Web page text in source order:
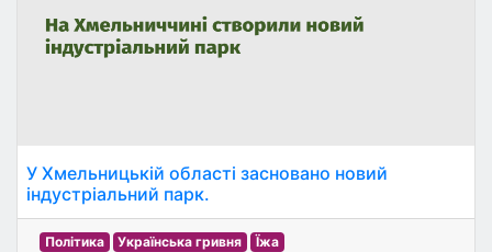
У Хмельницькій області засновано новий
індустріальний парк.
Політика Українська гривня Їжа